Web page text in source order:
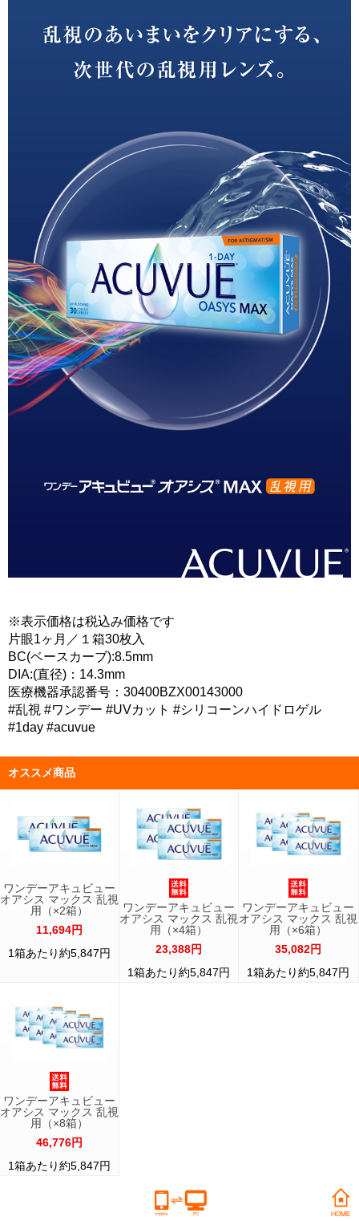
※表示価格は税込み価格です
片眼1ヶ月／１箱30枚入
BC(ベースカーブ):8.5mm
DIA:(直径)：14.3mm
医療機器承認番号：30400BZX00143000
#乱視 #ワンデー #UVカット #シリコーンハイドロゲル
#1day #acuvue
オススメ商品
ワンデーアキュビュー
オアシス マックス 乱視
用（×2箱）
11,694円
1箱あたり約5,847円
ワンデーアキュビュー
オアシス マックス 乱視
用（×4箱）
23,388円
1箱あたり約5,847円
ワンデーアキュビュー
オアシス マックス 乱視
用（×6箱）
35,082円
1箱あたり約5,847円
ワンデーアキュビュー
オアシス マックス 乱視
用（×8箱）
46,776円
1箱あたり約5,847円